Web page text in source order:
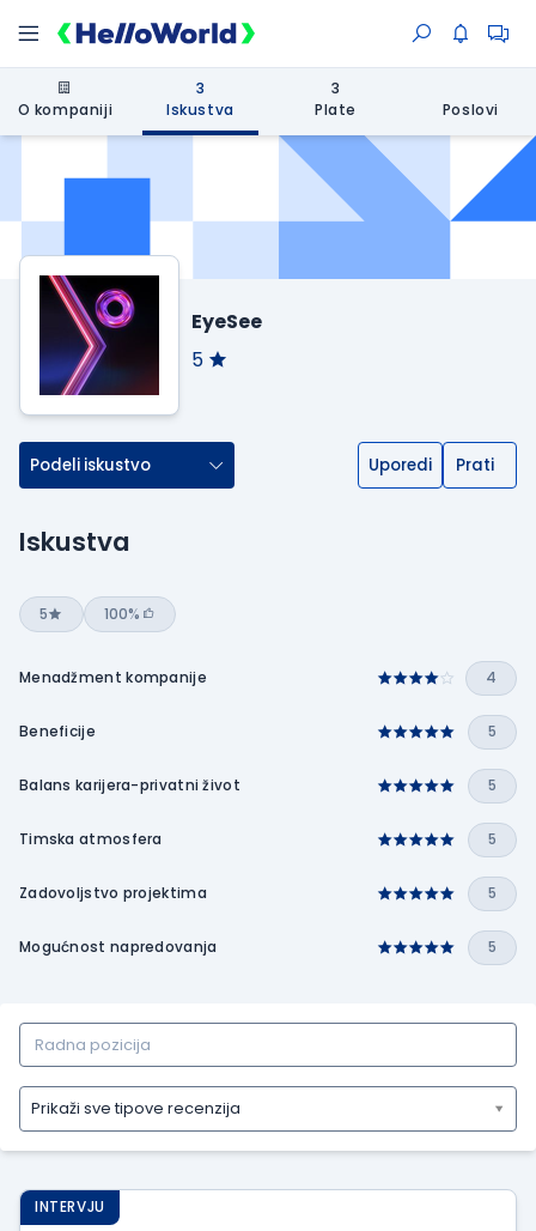
O kompaniji
3
Iskustva
3
Plate
Poslovi
EyeSee
5
Podeli iskustvo Uporedi Prati
Iskustva
5 100%
Menadžment kompanije 4
Beneficije 5
Balans karijera-privatni život 5
Timska atmosfera 5
Zadovoljstvo projektima 5
Mogućnost napredovanja 5
Prikaži sve tipove recenzija
Prikaži
sve
tipove
recenzija
INTERVJU